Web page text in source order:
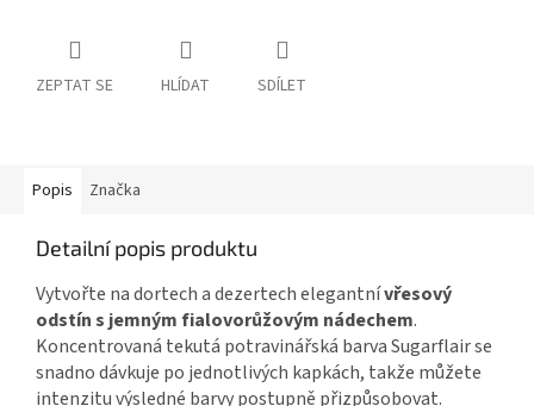
ZEPTAT SE HLÍDAT SDÍLET
Popis Značka
Detailní popis produktu
Vytvořte na dortech a dezertech elegantnívřesový
odstín s jemným fialovorůžovým nádechem.
Koncentrovaná tekutá potravinářská barva Sugarflair se
snadno dávkuje po jednotlivých kapkách, takže můžete
intenzitu výsledné barvy postupně přizpůsobovat.